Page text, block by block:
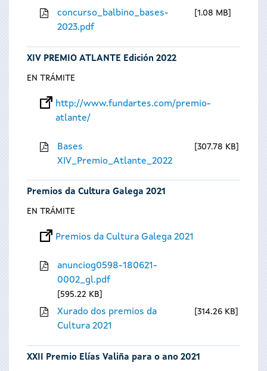
concurso_balbino_bases-
2023.pdf
1.08 MB
XIV PREMIO ATLANTE Edición 2022
EN TRÁMITE
http://www.fundartes.com/premio-
atlante/
Bases
XIV_Premio_Atlante_2022
307.78 KB
Premios da Cultura Galega 2021
EN TRÁMITE
Premios da Cultura Galega 2021
anunciog0598-180621-
0002_gl.pdf
595.22 KB
Xurado dos premios da
Cultura 2021
314.26 KB
XXII Premio Elías Valiña para o ano 2021